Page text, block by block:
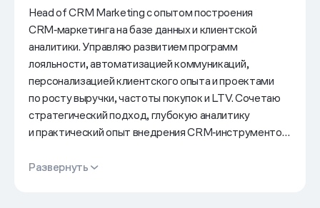
Head of CRM Marketing с опытом построения
CRM‑маркетинга на базе данных и клиентской
аналитики. Управляю развитием программ
лояльности, автоматизацией коммуникаций,
персонализацией клиентского опыта и проектами
по росту выручки, частоты покупок и LTV. Сочетаю
стратегический подход, глубокую аналитику
и практический опыт внедрения CRM‑инструментов,
и укреплять долгосрочные отношения с клиентами.
Развернуть